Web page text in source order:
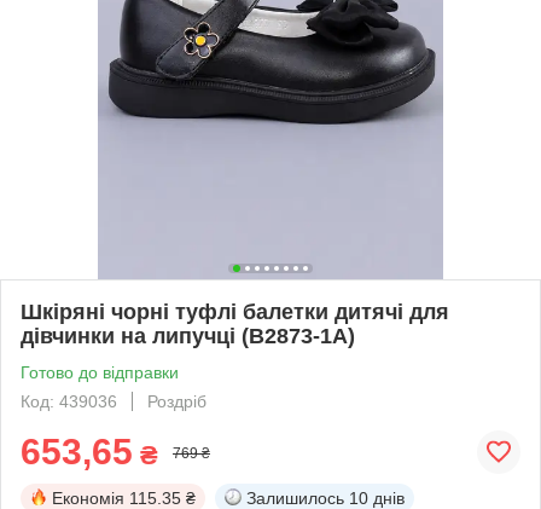
Шкіряні чорні туфлі балетки дитячі для
дівчинки на липучці (B2873-1A)
Готово до відправки
Код: 439036
Роздріб
653,65 ₴ 769 ₴
Економія 115.35 ₴ Залишилось 10 днів